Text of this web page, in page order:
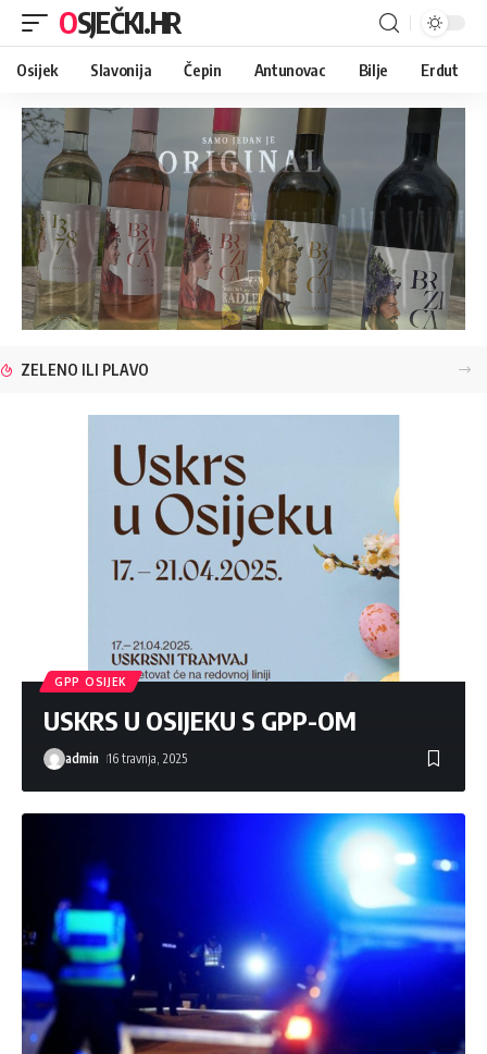
OSJEČKI.HR
Osijek Slavonija Čepin Antunovac Bilje Erdut
ZELENO ILI PLAVO
GPP OSIJEK
USKRS U OSIJEKU S GPP-OM
admin 16 travnja, 2025